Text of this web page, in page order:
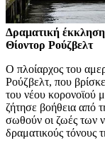
Δραματική
Θίοντορ Ρούζβελτ
Ο πλοίαρχος του
Ρούζβελτ, που
του νέου κορονοϊού
ζήτησε βοήθεια από
σωθούν οι ζωές των
δραματικούς τόνους